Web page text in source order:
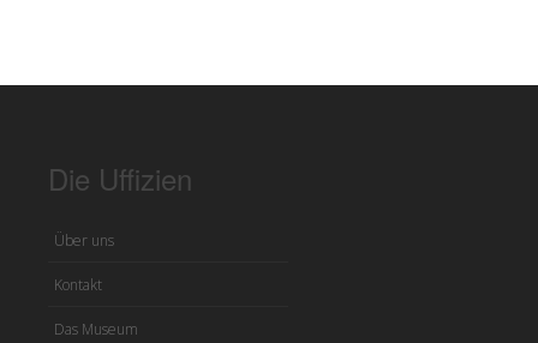
Die Uffizien
Über uns
Kontakt
Das Museum